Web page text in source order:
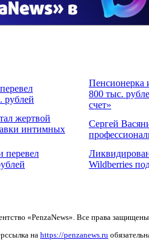
рублей
Пенсионерка
800 тыс.
счет»
жертвой
интимных
Сергей
перевел
Wildberries
«PenzaNews». Все права
на https://penzanews.ru